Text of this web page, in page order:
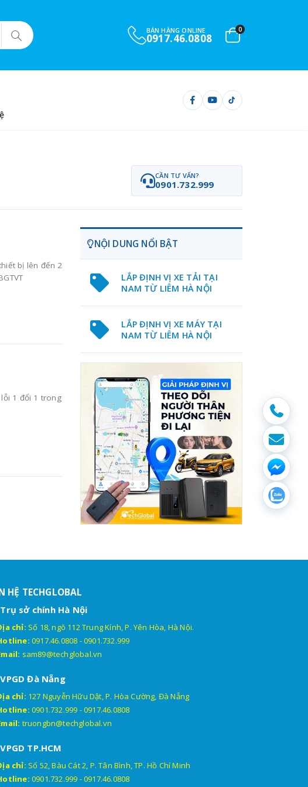
BÁN HÀNG ONLINE
0917.46.0808
0
CẦN TƯ VẤN?
0901.732.999
bị lên đến 2
1 đổi 1 trong
NỘI DUNG NỔI BẬT
LẮP ĐỊNH VỊ XE TẢI TẠI
NAM TỪ LIÊM HÀ NỘI
LẮP ĐỊNH VỊ XE MÁY TẠI
NAM TỪ LIÊM HÀ NỘI
HỆ TECHGLOBAL
Trụ sở chính Hà Nội
chỉ: Số 18, ngõ 112 Trung Kính, P. Yên Hòa, Hà Nội.
0917.46.0808 -0901.732.999
sam89@techglobal.vn
VPGD Đà Nẵng
chỉ: 127 Nguyễn Hữu Dật, P. Hòa Cường, Đà Nẵng
0901.732.999 -0917.46.0808
truongbn@techglobal.vn
VPGD TP.HCM
chỉ: Số 52, Bàu Cát 2, P. Tân Bình, TP. Hồ Chí Minh
0901.732.999 -0917.46.0808